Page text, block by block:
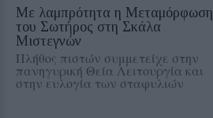
Με λαμπρότητα η Μεταμόρφωση
του Σωτήρος στη Σκάλα
Μιστεγνών
Πλήθος πιστών συμμετείχε στην
πανηγυρική Θεία Λειτουργία και
στην ευλογία των σταφυλιών